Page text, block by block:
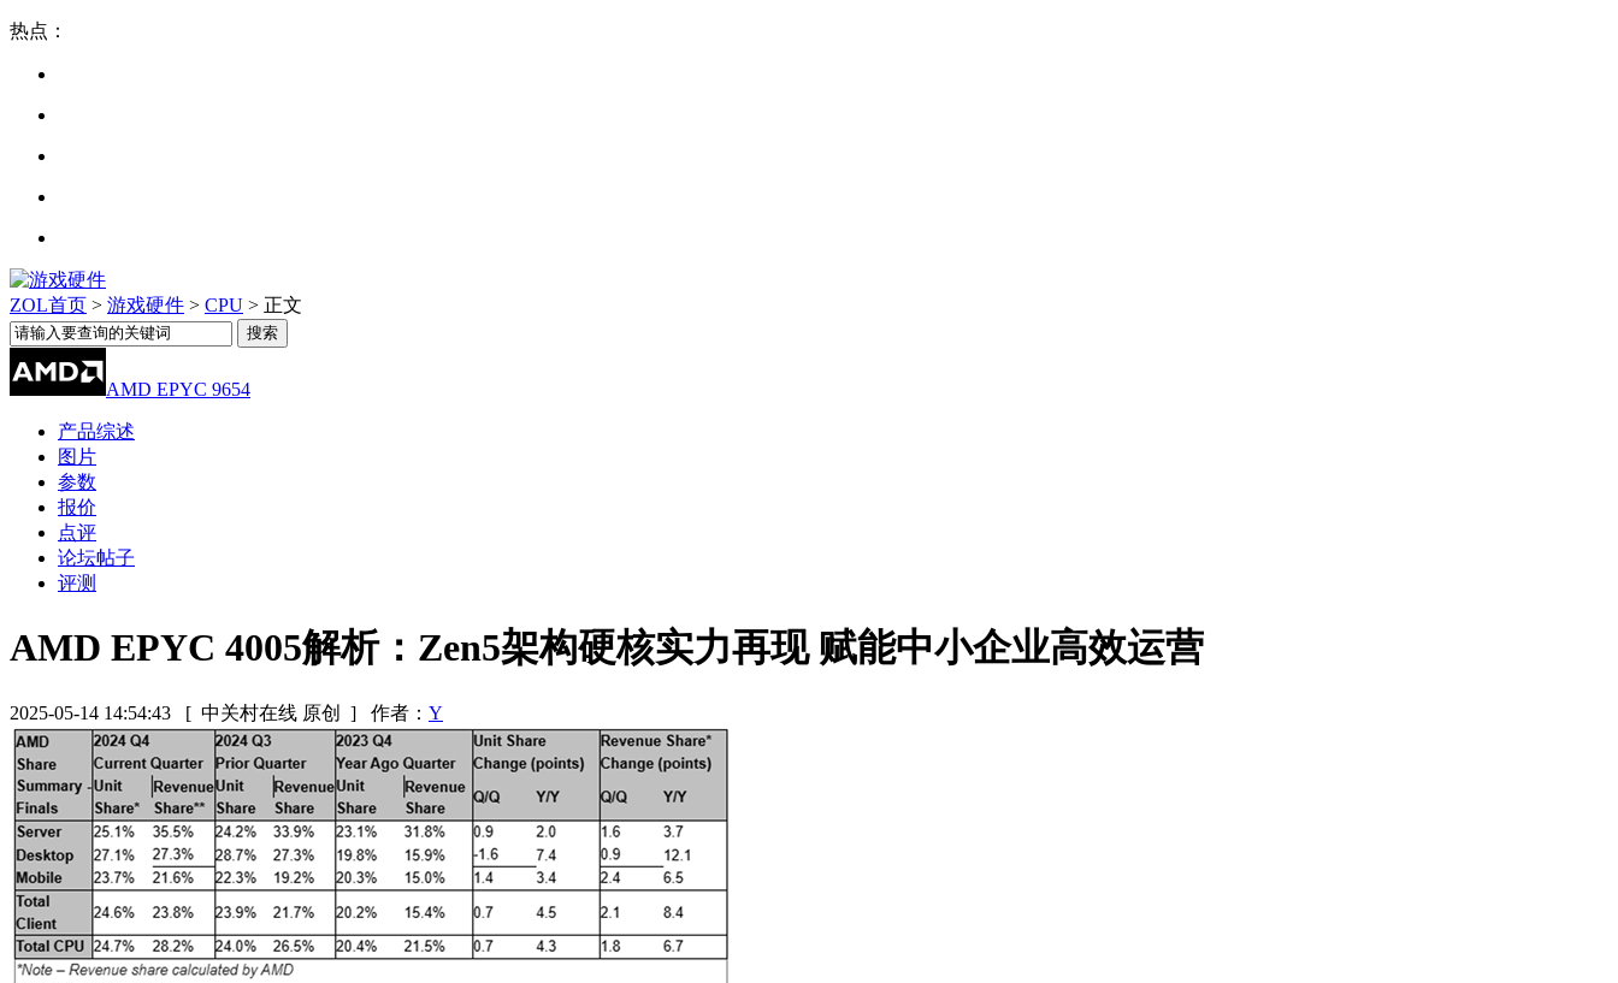
热点：
ZOL首页 > 游戏硬件 > CPU > 正文
AMD EPYC 9654
产品综述
图片
参数
报价
点评
论坛帖子
评测
AMD EPYC 4005解析：Zen5架构硬核实力再现 赋能中小企业高效运营
2025-05-14 14:54:43 [ 中关村在线 原创 ] 作者： Y